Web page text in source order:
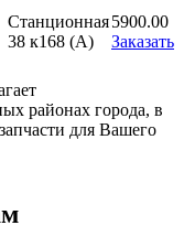
Станционная
38 к168 (A)
5900.00
Заказать
районах города, в
для Вашего